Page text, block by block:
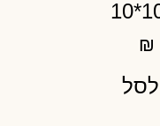
₪